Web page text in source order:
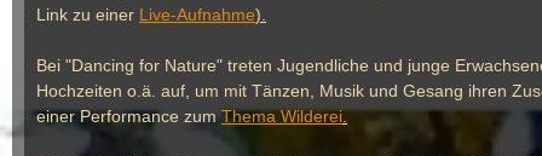
Link zu einer Live-Aufnahme).
Bei "Dancing for Nature" treten Jugendliche und junge
Hochzeiten o.ä. auf, um mit Tänzen, Musik und Gesang ihren
einer Performance zum Thema Wilderei.